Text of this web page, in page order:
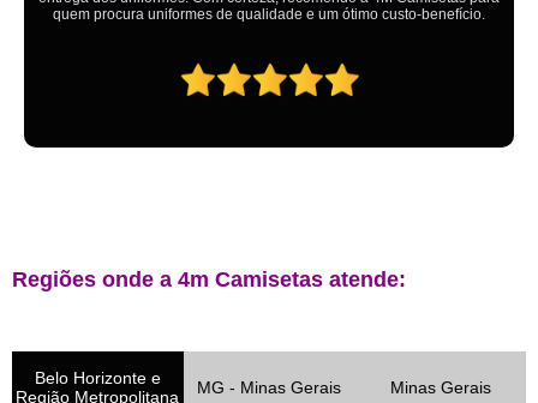
Regiões onde a 4m Camisetas atende:
Belo Horizonte e
Região Metropolitana
MG - Minas Gerais Minas Gerais